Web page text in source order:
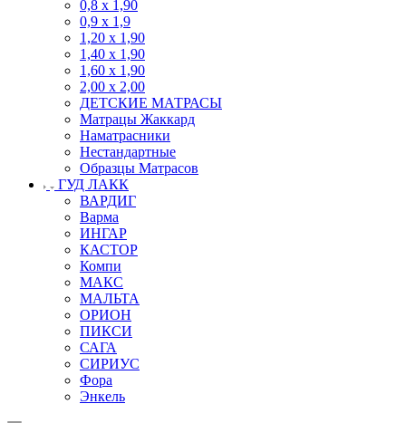
0,8 х 1,90
0,9 х 1,9
1,20 х 1,90
1,40 х 1,90
1,60 х 1,90
2,00 х 2,00
ДЕТСКИЕ МАТРАСЫ
Матрацы Жаккард
Наматрасники
Нестандартные
Образцы Матрасов
ГУД ЛАКК
ВАРДИГ
Варма
ИНГАР
КАСТОР
Компи
МАКС
МАЛЬТА
ОРИОН
ПИКСИ
САГА
СИРИУС
Фора
Энкель